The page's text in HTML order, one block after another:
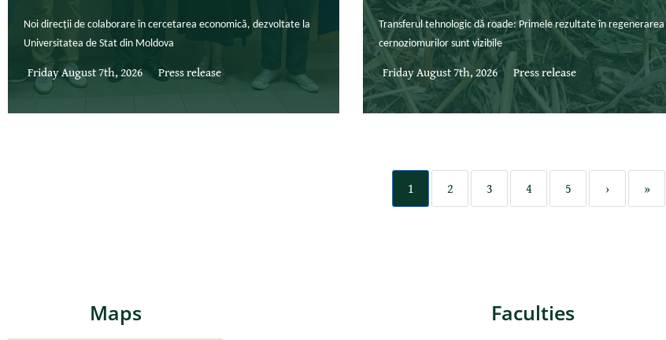
Noi direcții de colaborare în cercetarea economică, dezvoltate la
Universitatea de Stat din Moldova
Friday August 7th, 2026 Press release
Transferul tehnologic dă roade: Primele rezultate în regenerarea
cernoziomurilor sunt vizibile
Friday August 7th, 2026 Press release
1 2 3 4 5 › »
Maps Faculties